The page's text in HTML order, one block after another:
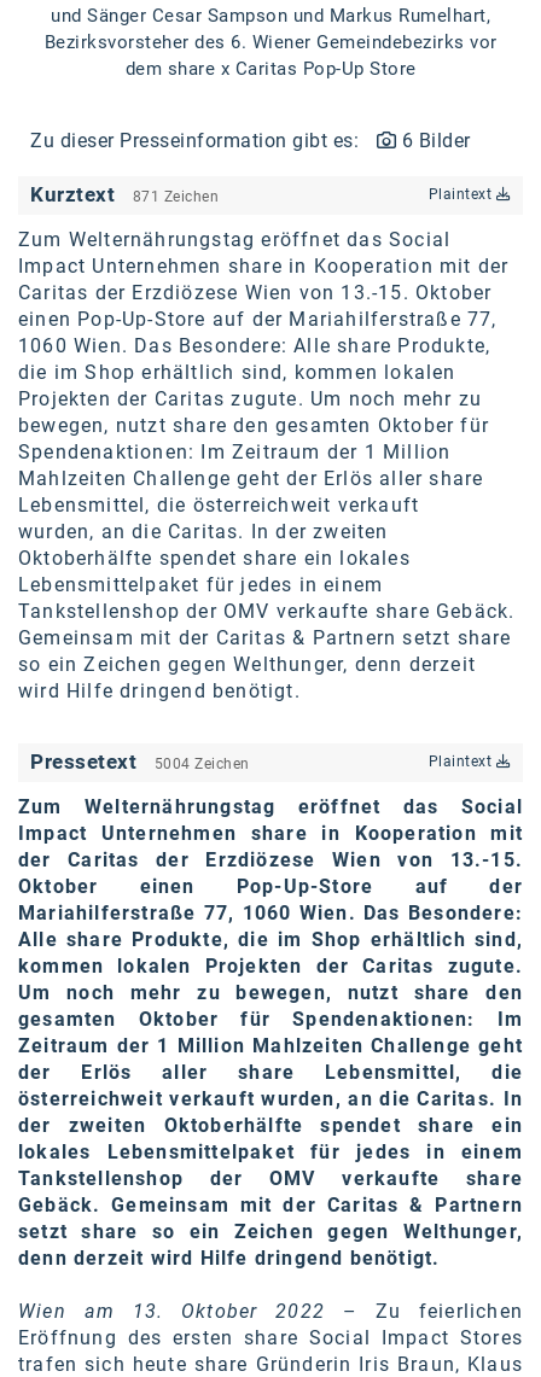
GrECo
Helvetia Österreich
Interzero
karriere.at
Ketchum GmbH
Kinderwunschzentrum
Kostenwahrheit
Kyndryl
LWND
Mastercard
NEOH
Nespresso
Neudoerfler
OBI
Oral-B
PAYBACK
Planted
PwC
P&G
RIC
Schiefer Rechtsanwälte
Security KAG
smart
Smile Österreich
Strategie Austria
Strategy&
SW Umwelttechnik
TEDAI
und Sänger Cesar Sampson und Markus Rumelhart,
Bezirksvorsteher des 6. Wiener Gemeindebezirks vor
dem share x Caritas Pop-Up Store
Zu dieser Presseinformation gibt es: 6 Bilder
Kurztext 871 Zeichen Plaintext
Zum Welternährungstag eröffnet das Social
Impact Unternehmen share in Kooperation mit der
Caritas der Erzdiözese Wien von 13.-15. Oktober
einen Pop-Up-Store auf der Mariahilferstraße 77,
1060 Wien. Das Besondere: Alle share Produkte,
die im Shop erhältlich sind, kommen lokalen
Projekten der Caritas zugute. Um noch mehr zu
bewegen, nutzt share den gesamten Oktober für
Spendenaktionen: Im Zeitraum der 1 Million
Mahlzeiten Challenge geht der Erlös aller share
Lebensmittel, die österreichweit verkauft
wurden, an die Caritas. In der zweiten
Oktoberhälfte spendet share ein lokales
Lebensmittelpaket für jedes in einem
Tankstellenshop der OMV verkaufte share Gebäck.
Gemeinsam mit der Caritas & Partnern setzt share
so ein Zeichen gegen Welthunger, denn derzeit
wird Hilfe dringend benötigt.
Pressetext 5004 Zeichen Plaintext
Zum Welternährungstag eröffnet das Social
Impact Unternehmen share in Kooperation mit
der Caritas der Erzdiözese Wien von 13.-15.
Oktober einen Pop-Up-Store auf der
Mariahilferstraße 77, 1060 Wien. Das Besondere:
Alle share Produkte, die im Shop erhältlich sind,
kommen lokalen Projekten der Caritas zugute.
Um noch mehr zu bewegen, nutzt share den
gesamten Oktober für Spendenaktionen: Im
Zeitraum der 1 Million Mahlzeiten Challenge geht
der Erlösaller share Lebensmittel, die
österreichweit verkauft wurden,an die Caritas. In
der zweiten Oktoberhälfte spendet share ein
lokales Lebensmittelpaket für jedes in einem
Tankstellenshop der OMV verkaufte share
Gebäck. Gemeinsam mit der Caritas & Partnern
setzt share so ein Zeichen gegen Welthunger,
denn derzeit wird Hilfe dringend benötigt.
Wien am 13. Oktober 2022 – Zu feierlichen
Eröffnung des ersten share Social Impact Stores
trafen sich heute share Gründerin Iris Braun, Klaus